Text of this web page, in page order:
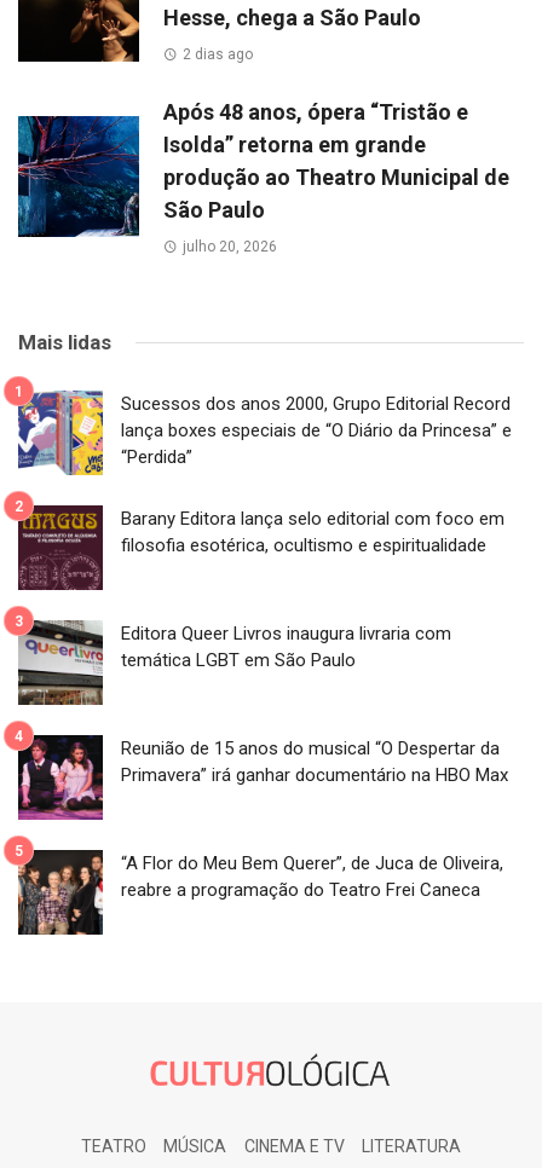
Hesse, chega a São Paulo
2 dias ago
Após 48 anos, ópera “Tristão e
Isolda” retorna em grande
produção ao Theatro Municipal de
São Paulo
julho 20, 2026
Mais lidas
Sucessos dos anos 2000, Grupo Editorial Record
lança boxes especiais de “O Diário da Princesa” e
“Perdida”
Barany Editora lança selo editorial com foco em
filosofia esotérica, ocultismo e espiritualidade
Editora Queer Livros inaugura livraria com
temática LGBT em São Paulo
Reunião de 15 anos do musical “O Despertar da
Primavera” irá ganhar documentário na HBO Max
“A Flor do Meu Bem Querer”, de Juca de Oliveira,
reabre a programação do Teatro Frei Caneca
TEATRO MÚSICA CINEMA E TV LITERATURA